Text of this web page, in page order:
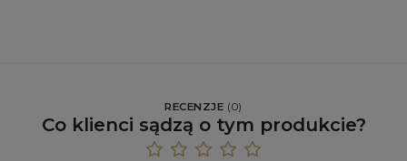
RECENZJE (0)
Co klienci sądzą o tym produkcie?